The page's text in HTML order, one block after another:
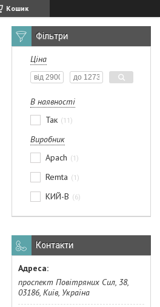
Кошик
Фільтри
Ціна
В наявності
Так
11
Виробник
Apach
1
Remta 1
КИЙ-В 6
Контакти
проспект Повітряних Сил, 38,
03186, Київ, Україна